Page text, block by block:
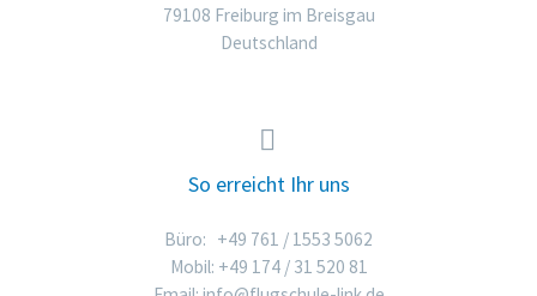
79108 Freiburg im Breisgau
Deutschland


So erreicht Ihr uns
Büro: +49 761 / 1553 5062
Mobil: +49 174 / 31 520 81